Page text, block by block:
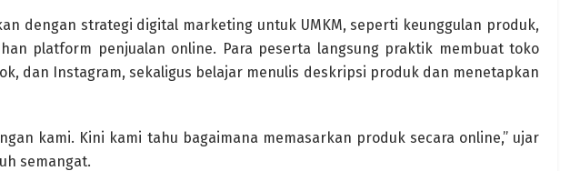
dengan strategi digital marketing untuk UMKM, seperti keunggulan produk,
platform penjualan online. Para peserta langsung praktik membuat toko
dan Instagram, sekaligus belajar menulis deskripsi produk dan menetapkan
kami. Kini kami tahu bagaimana memasarkan produk secara online,” ujar
semangat.